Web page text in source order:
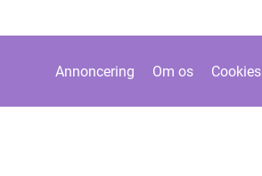
Annoncering Om os Cookies